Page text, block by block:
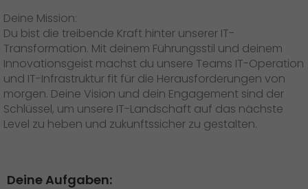
Pressematerial
GO! Pressekontakt
>
Deine Mission:
Du bist die treibende Kraft hinter unserer IT-
Transformation. Mit deinem Führungsstil und deinem
Innovationsgeist machst du unsere Teams IT-Operation
und IT-Infrastruktur fit für die Herausforderungen von
morgen. Deine Vision und dein Engagement sind der
Schlüssel, um unsere IT-Landschaft auf das nächste
Level zu heben und zukunftssicher zu gestalten.
Deine Aufgaben: